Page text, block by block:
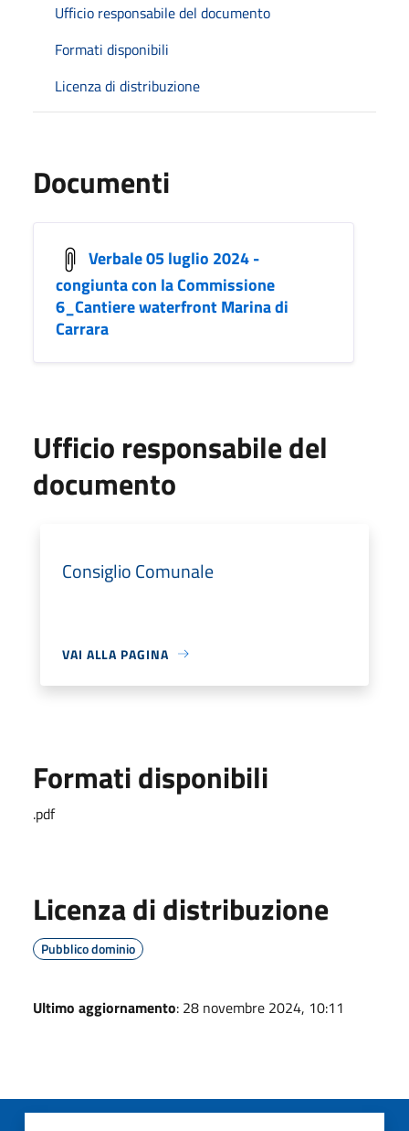
Ufficio responsabile del documento
Formati disponibili
Licenza di distribuzione
Documenti
Verbale 05 luglio 2024 -
congiunta con la Commissione
6_Cantiere waterfront Marina di
Carrara
Ufficio responsabile del
documento
Consiglio Comunale
VAI ALLA PAGINA
Formati disponibili
.pdf
Licenza di distribuzione
Pubblico dominio
Ultimo aggiornamento: 28 novembre 2024, 10:11